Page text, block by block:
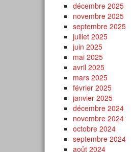
décembre 2025
novembre 2025
septembre 2025
juillet 2025
juin 2025
mai 2025
avril 2025
mars 2025
février 2025
janvier 2025
décembre 2024
novembre 2024
octobre 2024
septembre 2024
août 2024